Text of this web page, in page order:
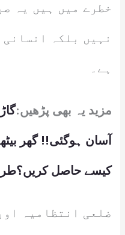
خطرے میں ہیں یہ
نہیں بلکہ
ہے۔
مزید یہ بھی پڑھیں:
آسان ہوگئی!! گھر
کیسے حاصل
ضلعی انتظامیہ